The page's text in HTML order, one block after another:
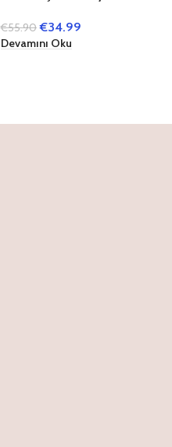
€55.90 €34.99
Devamını Oku